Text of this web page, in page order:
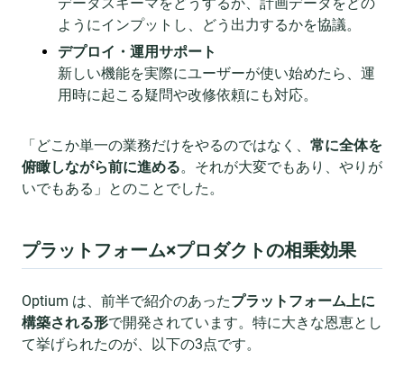
データスキーマをどうするか、計画データをどの
ようにインプットし、どう出力するかを協議。
デプロイ・運用サポート
新しい機能を実際にユーザーが使い始めたら、運
用時に起こる疑問や改修依頼にも対応。
「どこか単一の業務だけをやるのではなく、 常に全体を
俯瞰しながら前に進める。それが大変でもあり、やりが
いでもある」とのことでした。
プラットフォーム×プロダクトの相乗効果
Optium は、前半で紹介のあったプラットフォーム上に
構築される形で開発されています。特に大きな恩恵とし
て挙げられたのが、以下の3点です。